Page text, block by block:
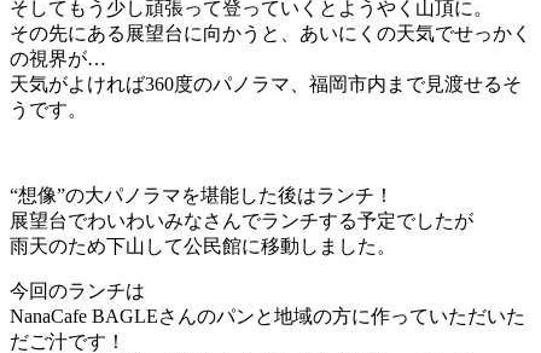
そしてもう少し頑張って登っていくとようやく山頂に。
その先にある展望台に向かうと、あいにくの天気でせっかく
の視界が…
天気がよければ360度のパノラマ、福岡市内まで見渡せるそ
うです。
“想像”の大パノラマを堪能した後はランチ！
展望台でわいわいみなさんでランチする予定でしたが
雨天のため下山して公民館に移動しました。
今回のランチは
NanaCafe BAGLEさんのパンと地域の方に作っていただいた
だご汁です！